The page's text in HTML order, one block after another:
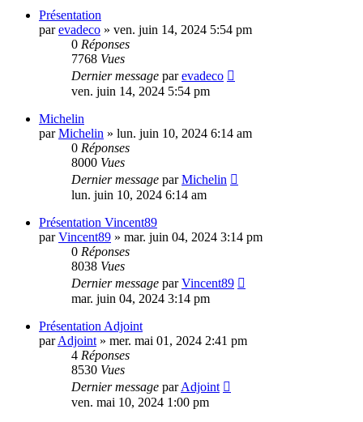
Présentation
parevadeco » ven. juin 14, 2024 5:54 pm
0 Réponses
7768 Vues
Dernier message parevadeco
ven. juin 14, 2024 5:54 pm
Michelin
parMichelin » lun. juin 10, 2024 6:14 am
0 Réponses
8000 Vues
Dernier message parMichelin
lun. juin 10, 2024 6:14 am
Présentation Vincent89
parVincent89 » mar. juin 04, 2024 3:14 pm
0 Réponses
8038 Vues
Dernier message parVincent89
mar. juin 04, 2024 3:14 pm
Présentation Adjoint
parAdjoint » mer. mai 01, 2024 2:41 pm
4 Réponses
8530 Vues
Dernier message parAdjoint
ven. mai 10, 2024 1:00 pm